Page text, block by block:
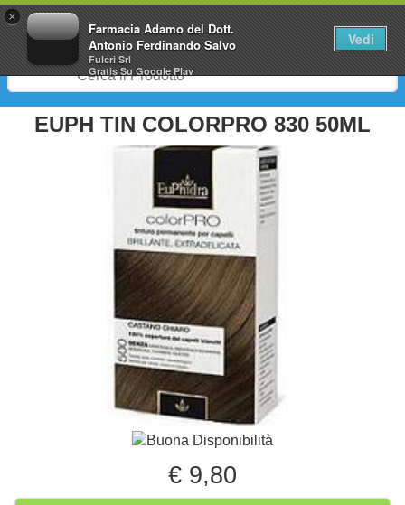
×
Farmacia Adamo del Dott.
Antonio Ferdinando Salvo
Fulcri Srl
GratisSu Google Play
Vedi
0
EUPH TIN COLORPRO 830 50ML
Buona Disponibilità
€ 9,80